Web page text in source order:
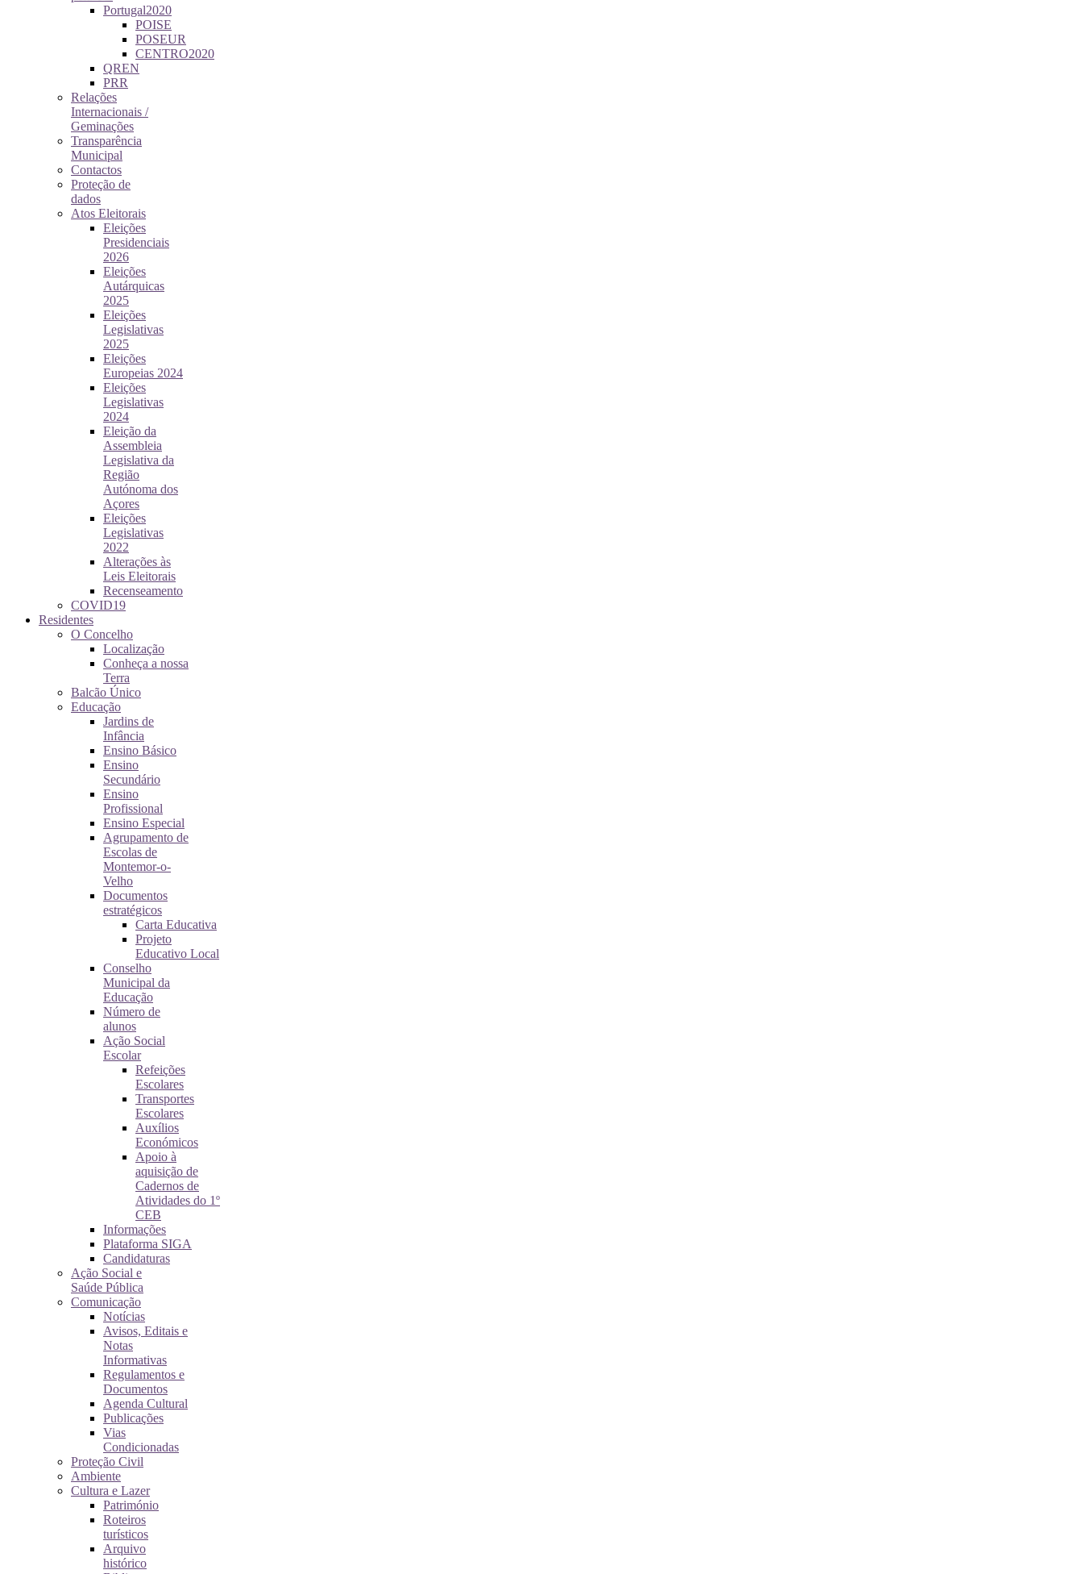
Portugal2020
POISE
POSEUR
CENTRO2020
QREN
PRR
Relações
Internacionais /
Geminações
Transparência
Municipal
Contactos
Proteção de
dados
Atos Eleitorais
Eleições
Presidenciais
2026
Eleições
Autárquicas
2025
Eleições
Legislativas
2025
Eleições
Europeias 2024
Eleições
Legislativas
2024
Eleição da
Assembleia
Legislativa da
Região
Autónoma dos
Açores
Eleições
Legislativas
2022
Alterações às
Leis Eleitorais
Recenseamento
COVID19
Residentes
O Concelho
Localização
Conheça a nossa
Terra
Balcão Único
Educação
Jardins de
Infância
Ensino Básico
Ensino
Secundário
Ensino
Profissional
Ensino Especial
Agrupamento de
Escolas de
Montemor-o-
Velho
Documentos
estratégicos
Carta Educativa
Projeto
Educativo Local
Conselho
Municipal da
Educação
Número de
alunos
Ação Social
Escolar
Refeições
Escolares
Transportes
Escolares
Auxílios
Económicos
Apoio à
aquisição de
Cadernos de
Atividades do 1º
CEB
Informações
Plataforma SIGA
Candidaturas
Ação Social e
Saúde Pública
Comunicação
Notícias
Avisos, Editais e
Notas
Informativas
Regulamentos e
Documentos
Agenda Cultural
Publicações
Vias
Condicionadas
Proteção Civil
Ambiente
Cultura e Lazer
Património
Roteiros
turísticos
Arquivo
histórico